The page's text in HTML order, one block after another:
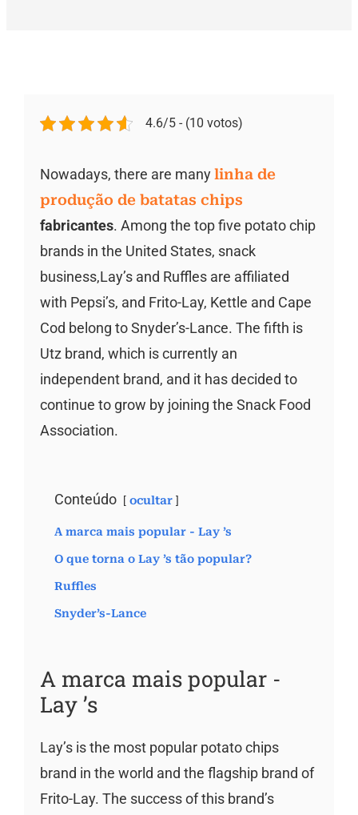
4.6/5 - (10 votos)
Nowadays, there are manylinha de
produção de batatas chips
fabricantes. Among the top five potato chip
brands in the United States, snack
business,Lay’s and Ruffles are affiliated
with Pepsi’s, and Frito-Lay, Kettle and Cape
Cod belong to Snyder’s-Lance. The fifth is
Utz brand, which is currently an
independent brand, and it has decided to
continue to grow by joining the Snack Food
Association.
Conteúdo ocultar
A marca mais popular - Lay ’s
O que torna o Lay ’s tão popular?
Ruffles
Snyder’s-Lance
A marca mais popular -
Lay ’s
Lay’s is the most popular potato chips
brand in the world and the flagship brand of
Frito-Lay. The success of this brand’s